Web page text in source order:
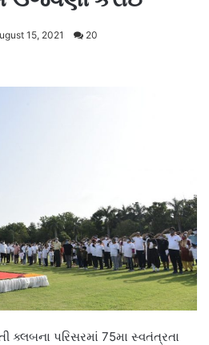
15, 2021 20
ક્લબના પરિસરમાં 75મા સ્વતંત્રતા